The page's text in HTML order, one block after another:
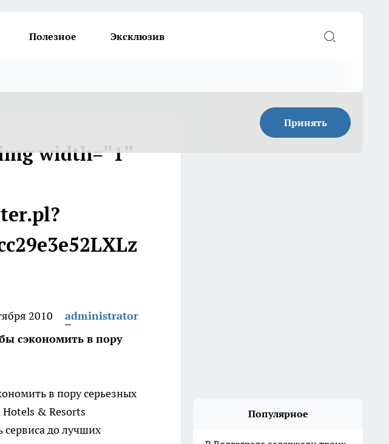
Полезное Эксклюзив
Принять
width="1"
2010
administrator
сэкономить в пору
в пору серьезных
Hotels & Resorts
сервиса до лучших
Популярное